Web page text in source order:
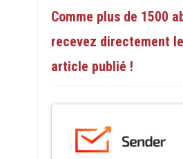
Comme plus de 1500
recevez directement
article publié !